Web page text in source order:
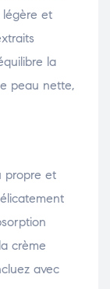
légère et
la
peau nette,
propre et
crème
avec